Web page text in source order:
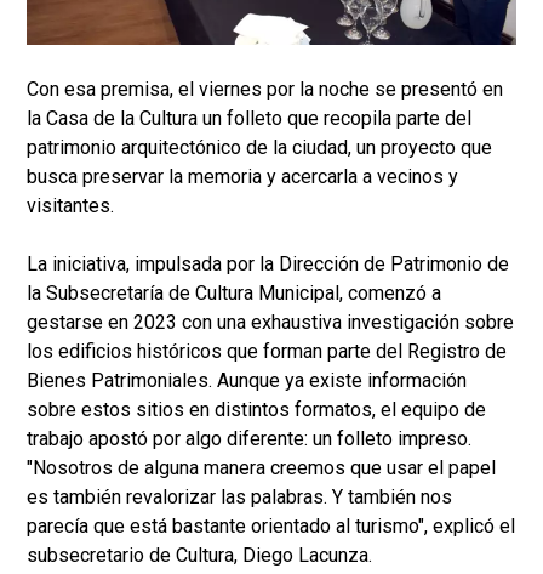
Con esa premisa, el viernes por la noche se presentó en
la Casa de la Cultura un folleto que recopila parte del
patrimonio arquitectónico de la ciudad, un proyecto que
busca preservar la memoria y acercarla a vecinos y
visitantes.
La iniciativa, impulsada por la Dirección de Patrimonio de
la Subsecretaría de Cultura Municipal, comenzó a
gestarse en 2023 con una exhaustiva investigación sobre
los edificios históricos que forman parte del Registro de
Bienes Patrimoniales. Aunque ya existe información
sobre estos sitios en distintos formatos, el equipo de
trabajo apostó por algo diferente: un folleto impreso.
"Nosotros de alguna manera creemos que usar el papel
es también revalorizar las palabras. Y también nos
parecía que está bastante orientado al turismo", explicó el
subsecretario de Cultura, Diego Lacunza.